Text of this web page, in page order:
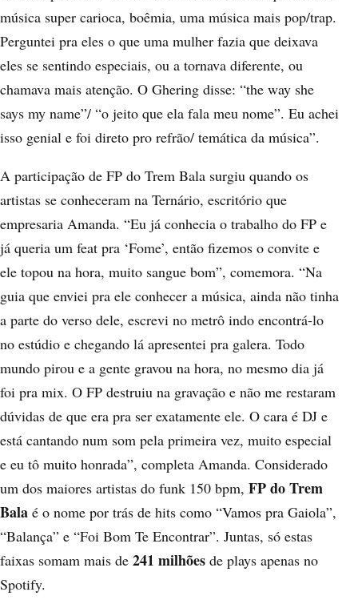
música super carioca, boêmia, uma música mais pop/trap.
Perguntei pra eles o que uma mulher fazia que deixava
eles se sentindo especiais, ou a tornava diferente, ou
chamava mais atenção. O Ghering disse: “the way she
says my name”/ “o jeito que ela fala meu nome”. Eu achei
isso genial e foi direto pro refrão/ temática da música”.
A participação de FP do Trem Bala surgiu quando os
artistas se conheceram na Ternário, escritório que
empresaria Amanda. “Eu já conhecia o trabalho do FP e
já queria um feat pra ‘Fome’, então fizemos o convite e
ele topou na hora, muito sangue bom”, comemora. “Na
guia que enviei pra ele conhecer a música, ainda não tinha
a parte do verso dele, escrevi no metrô indo encontrá-lo
no estúdio e chegando lá apresentei pra galera. Todo
mundo pirou e a gente gravou na hora, no mesmo dia já
foi pra mix. O FP destruiu na gravação e não me restaram
dúvidas de que era pra ser exatamente ele. O cara é DJ e
está cantando num som pela primeira vez, muito especial
e eu tô muito honrada”, completa Amanda. Considerado
um dos maiores artistas do funk 150 bpm, FP do Trem
Bala é o nome por trás de hits como “Vamos pra Gaiola”,
“Balança” e “Foi Bom Te Encontrar”. Juntas, só estas
faixas somam mais de 241 milhões de plays apenas no
Spotify.